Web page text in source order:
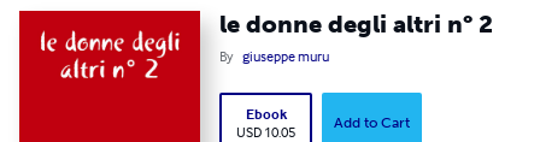
le donne degli altri n° 2
By giuseppe muru
Ebook
USD 10.05
Add to Cart